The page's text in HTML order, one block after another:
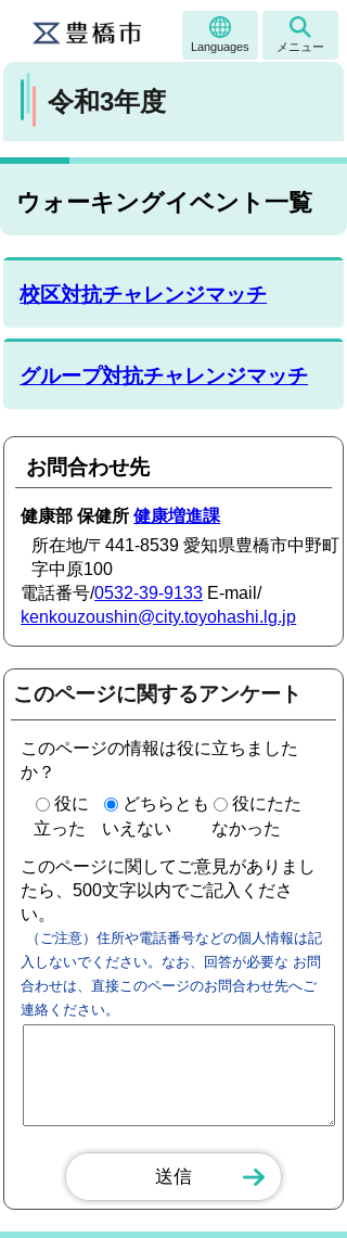
Languages メニュー
令和3年度
ウォーキングイベント一覧
校区対抗チャレンジマッチ
グループ対抗チャレンジマッチ
お問合わせ先
健康部 保健所健康増進課
所在地/〒441-8539 愛知県豊橋市中野町
字中原100
電話番号/0532-39-9133 E-mail/
kenkouzoushin@city.toyohashi.lg.jp
このページに関するアンケート
このページの情報は役に立ちました
か？
役に
立った
どちらとも
いえない
役にたた
なかった
このページに関してご意見がありまし
たら、500文字以内でご記入くださ
い。
（ご注意）住所や電話番号などの個人情報は記
入しないでください。なお、回答が必要な お問
合わせは、直接このページのお問合わせ先へご
連絡ください。